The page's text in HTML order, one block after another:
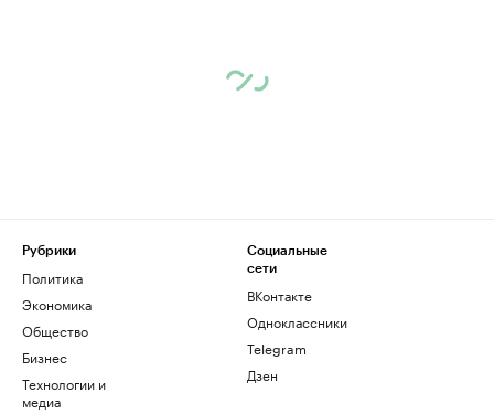
Рубрики
Политика
Экономика
Общество
Бизнес
Технологии и
медиа
Социальные
сети
ВКонтакте
Одноклассники
Telegram
Дзен